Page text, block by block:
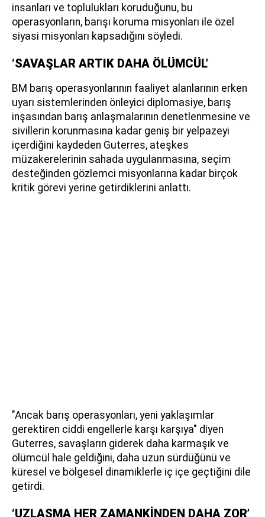
insanları ve toplulukları koruduğunu, bu
operasyonların, barışı koruma misyonları ile özel
siyasi misyonları kapsadığını söyledi.
‘SAVAŞLAR ARTIK DAHA ÖLÜMCÜL’
BM barış operasyonlarının faaliyet alanlarının erken
uyarı sistemlerinden önleyici diplomasiye, barış
inşasından barış anlaşmalarının denetlenmesine ve
sivillerin korunmasına kadar geniş bir yelpazeyi
içerdiğini kaydeden Guterres, ateşkes
müzakerelerinin sahada uygulanmasına, seçim
desteğinden gözlemci misyonlarına kadar birçok
kritik görevi yerine getirdiklerini anlattı.
"Ancak barış operasyonları, yeni yaklaşımlar
gerektiren ciddi engellerle karşı karşıya" diyen
Guterres, savaşların giderek daha karmaşık ve
ölümcül hale geldiğini, daha uzun sürdüğünü ve
küresel ve bölgesel dinamiklerle iç içe geçtiğini dile
getirdi.
‘UZLAŞMA HER ZAMANKİNDEN DAHA ZOR’